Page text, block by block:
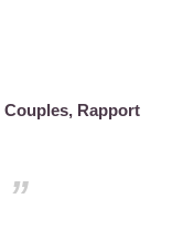
Couples, Rapport